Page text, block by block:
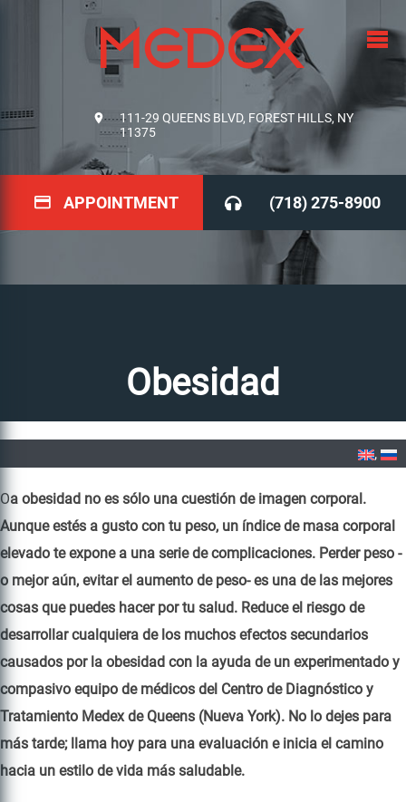
111-29 QUEENS BLVD, FOREST HILLS, NY
11375
APPOINTMENT (718) 275-8900
Obesidad
Home»Obesidad
Oa obesidad no es sólo una cuestión de imagen corporal.
Aunque estés a gusto con tu peso, un índice de masa corporal
elevado te expone a una serie de complicaciones. Perder peso -
o mejor aún, evitar el aumento de peso- es una de las mejores
cosas que puedes hacer por tu salud. Reduce el riesgo de
desarrollar cualquiera de los muchos efectos secundarios
causados por la obesidad con la ayuda de un experimentado y
compasivo equipo de médicos del Centro de Diagnóstico y
Tratamiento Medex de Queens (Nueva York). No lo dejes para
más tarde; llama hoy para una evaluación e inicia el camino
hacia un estilo de vida más saludable.